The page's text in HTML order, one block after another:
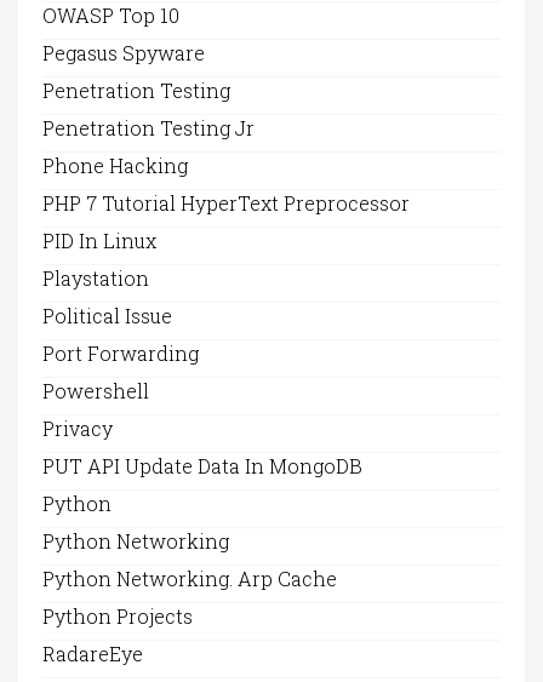
OWASP Top 10
Pegasus Spyware
Penetration Testing
Penetration Testing Jr
Phone Hacking
PHP 7 Tutorial HyperText Preprocessor
PID In Linux
Playstation
Political Issue
Port Forwarding
Powershell
Privacy
PUT API Update Data In MongoDB
Python
Python Networking
Python Networking. Arp Cache
Python Projects
RadareEye